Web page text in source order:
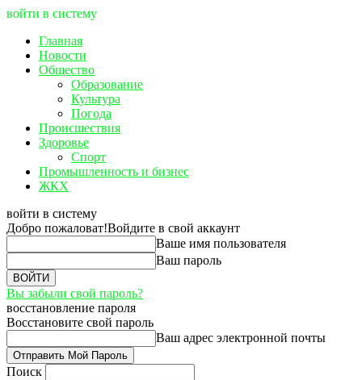
войти в систему
Главная
Новости
Общество
Образование
Культура
Погода
Происшествия
Здоровье
Спорт
Промышленность и бизнес
ЖКХ
войти в систему
Добро пожаловат!Войдите в свой аккаунт
Ваше имя пользователя
Ваш пароль
Вы забыли свой пароль?
восстановление пароля
Восстановите свой пароль
Ваш адрес электронной почты
Поиск